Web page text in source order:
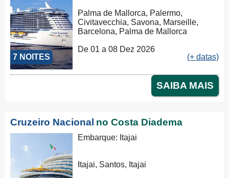
7 NOITES
Palma de Mallorca, Palermo,
Civitavecchia, Savona, Marseille,
Barcelona, Palma de Mallorca
De 01 a 08 Dez 2026
(+ datas)
SAIBA MAIS
Cruzeiro Nacional no Costa Diadema
Embarque: Itajai
Itajai, Santos, Itajai